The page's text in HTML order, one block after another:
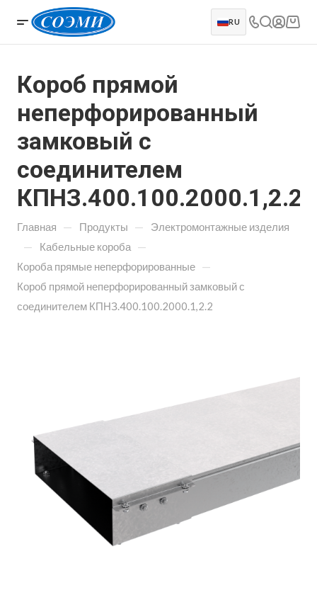
RU
Короб прямой
неперфорированный
замковый с
соединителем
КПНЗ.400.100.2000.1,2.2
Главная — Продукты — Электромонтажные изделия
— Кабельные короба —
Короба прямые неперфорированные —
Короб прямой неперфорированный замковый с
соединителем КПНЗ.400.100.2000.1,2.2